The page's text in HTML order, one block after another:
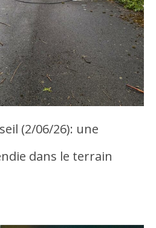
(2/06/26): une
dans le terrain